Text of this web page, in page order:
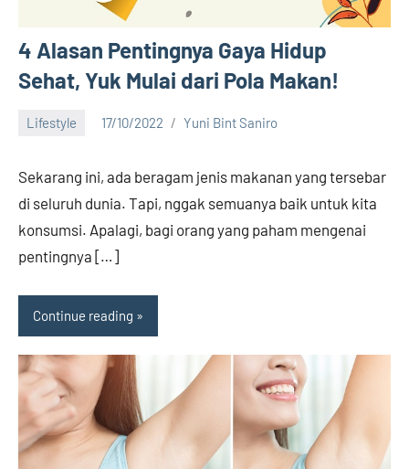
4 Alasan Pentingnya Gaya Hidup
Sehat, Yuk Mulai dari Pola Makan!
Lifestyle 17/10/2022 Yuni Bint Saniro
Sekarang ini, ada beragam jenis makanan yang tersebar
di seluruh dunia. Tapi, nggak semuanya baik untuk kita
konsumsi. Apalagi, bagi orang yang paham mengenai
pentingnya […]
Continue reading